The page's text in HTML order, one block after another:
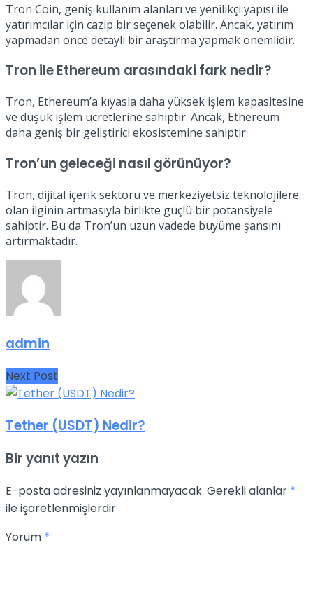
Tron Coin, geniş kullanım alanları ve yenilikçi yapısı ile
yatırımcılar için cazip bir seçenek olabilir. Ancak, yatırım
yapmadan önce detaylı bir araştırma yapmak önemlidir.
Tron ile Ethereum arasındaki fark nedir?
Tron, Ethereum’a kıyasla daha yüksek işlem kapasitesine
ve düşük işlem ücretlerine sahiptir. Ancak, Ethereum
daha geniş bir geliştirici ekosistemine sahiptir.
Tron’un geleceği nasıl görünüyor?
Tron, dijital içerik sektörü ve merkeziyetsiz teknolojilere
olan ilginin artmasıyla birlikte güçlü bir potansiyele
sahiptir. Bu da Tron’un uzun vadede büyüme şansını
artırmaktadır.
admin
Next Post
Tether (USDT) Nedir?
Bir yanıt yazın
E-posta adresiniz yayınlanmayacak. Gerekli alanlar *
ile işaretlenmişlerdir
Yorum *